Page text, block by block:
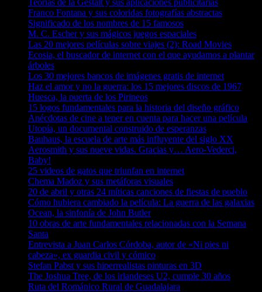
Franco Fontana y sus coloridas fotografías abstractas
Significado de los nombres de 15 famosos
M. C. Escher y sus mágicos juegos espaciales
Las 20 mejores películas sobre viajes (2): Road Movies
Ecosia, el buscador de internet con el que ayudamos a plantar
árboles
Los 30 mejores bancos de imágenes gratis de internet
Haz el amor y no la guerra: los 15 mejores discos de 1967
Huesca, la puerta de los Pirineos
15 logos fundamentales para la historia del diseño gráfico
Anécdotas de cine a tener en cuenta para hacer una película
Utopía, un documental construido de esperanzas
Bauhaus, la escuela de arte más influyente del siglo XX
Aerosmith y sus nueve vidas. Gracias y… Aero-Vederci,
Baby!
25 videos de gatos que triunfan en internet
Chema Madoz y sus metáforas visuales
20 de abril y otras 24 míticas canciones de fiestas de pueblo
Cómo hubiera cambiado la película: La guerra de las galaxias
Ocean, la sinfonía de John Butler
10 obras de arte fundamentales relacionadas con la Semana
Santa
Entrevista a Juan Carlos Córdoba, autor de «Ni pies ni
cabeza», ex guardia civil y cómico
Stefan Pabst y sus hiperrealistas pinturas en 3D
The Joshua Tree, de los irlandeses U2, cumple 30 años
Ruta del Románico Rural de Guadalajara